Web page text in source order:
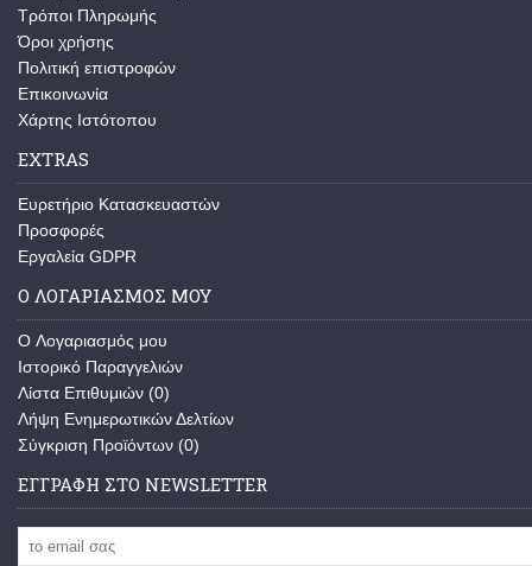
Τρόποι Πληρωμής
Όροι χρήσης
Πολιτική επιστροφών
Επικοινωνία
Χάρτης Ιστότοπου
EXTRAS
Ευρετήριο Κατασκευαστών
Προσφορές
Εργαλεία GDPR
Ο ΛΟΓΑΡΙΑΣΜΌΣ ΜΟΥ
O Λογαριασμός μου
Ιστορικό Παραγγελιών
Λίστα Επιθυμιών (0)
Λήψη Ενημερωτικών Δελτίων
Σύγκριση Προϊόντων (0)
ΕΓΓΡΑΦΉ ΣΤΟ NEWSLETTER